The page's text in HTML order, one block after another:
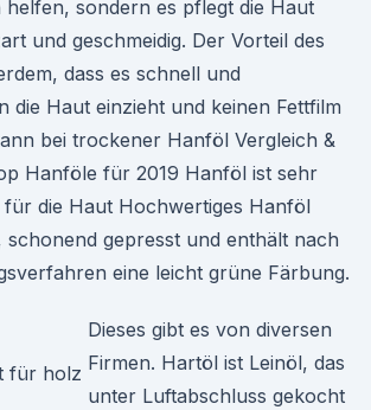
sondern es pflegt die Haut
und geschmeidig. Der Vorteil des
dass es schnell und
die Haut einzieht und keinen Fettfilm
bei trockener Hanföl Vergleich &
Hanföle für 2019 Hanföl ist sehr
die Haut Hochwertiges Hanföl
schonend gepresst und enthält nach
eine leicht grüne Färbung.
Dieses gibt es von diversen
Firmen. Hartöl ist Leinöl, das
unter Luftabschluss gekocht